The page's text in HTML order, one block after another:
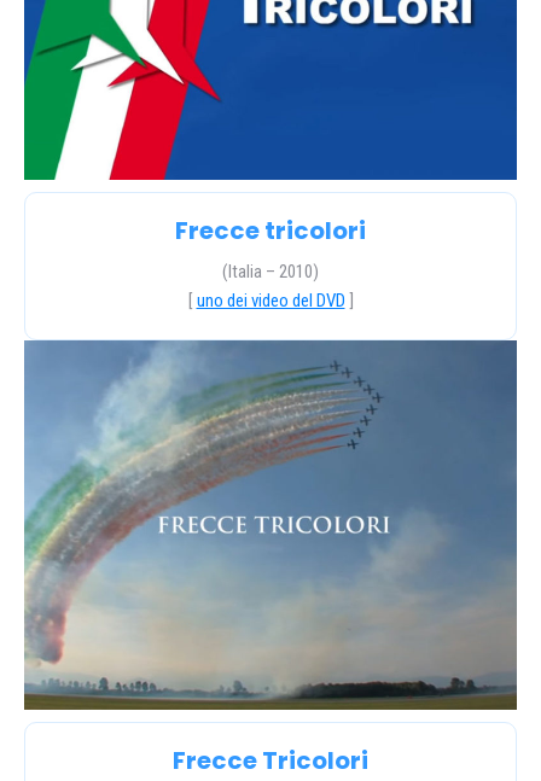
Frecce tricolori
(Italia – 2010)
[ uno dei video del DVD ]
Frecce Tricolori